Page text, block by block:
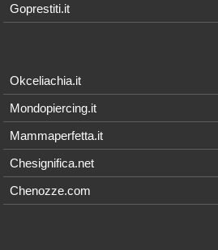
Goprestiti.it
Okceliachia.it
Mondopiercing.it
Mammaperfetta.it
Chesignifica.net
Chenozze.com